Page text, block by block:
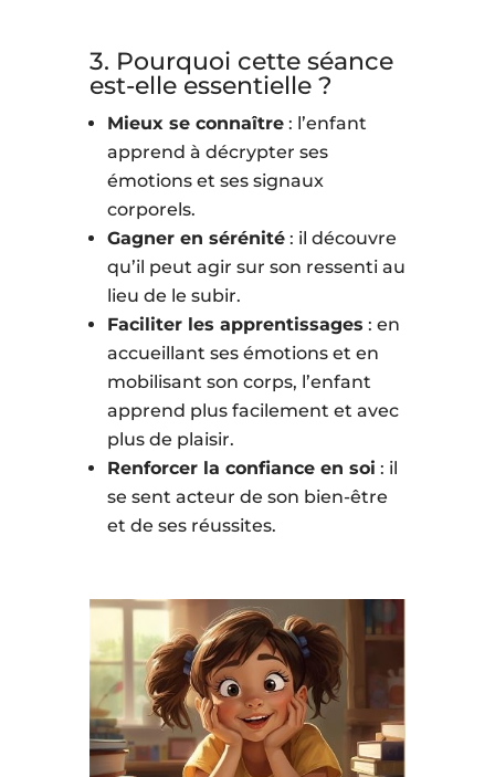
3. Pourquoi cette séance
est-elle essentielle ?
Mieux se connaître: l’enfant
apprend à décrypter ses
émotions et ses signaux
corporels.
Gagner en sérénité: il découvre
qu’il peut agir sur son ressenti au
lieu de le subir.
Faciliter les apprentissages : en
accueillant ses émotions et en
mobilisant son corps, l’enfant
apprend plus facilement et avec
plus de plaisir.
Renforcer la confiance en soi : il
se sent acteur de son bien-être
et de ses réussites.